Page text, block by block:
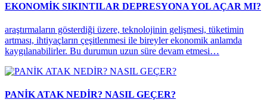
EKONOMİK SIKINTILAR DEPRESYONA YOL AÇAR MI?
araştırmaların gösterdiği üzere, teknolojinin gelişmesi, tüketimin
artması, ihtiyaçların çeşitlenmesi ile bireyler ekonomik anlamda
kaygılanabilirler. Bu durumun uzun süre devam etmesi…
PANİK ATAK NEDİR? NASIL GEÇER?